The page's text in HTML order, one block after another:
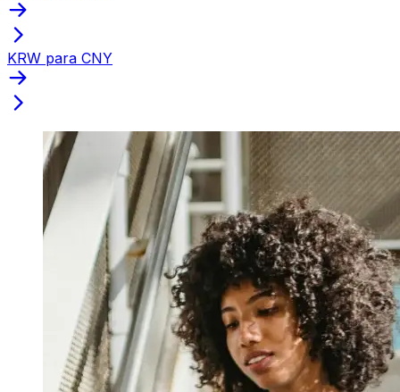
KRW para CNY